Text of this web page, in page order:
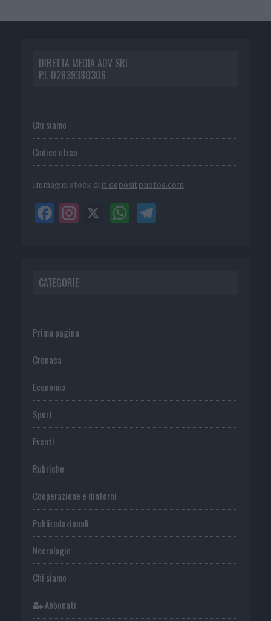
DIRETTA MEDIA ADV SRL
P.I. 02839380306
Chi siamo
Codice etico
Immagini stock di it.depositphotos.com
CATEGORIE
Prima pagina
Cronaca
Economia
Sport
Eventi
Rubriche
Cooperazione e dintorni
Publiredazionali
Necrologie
Chi siamo
Abbonati